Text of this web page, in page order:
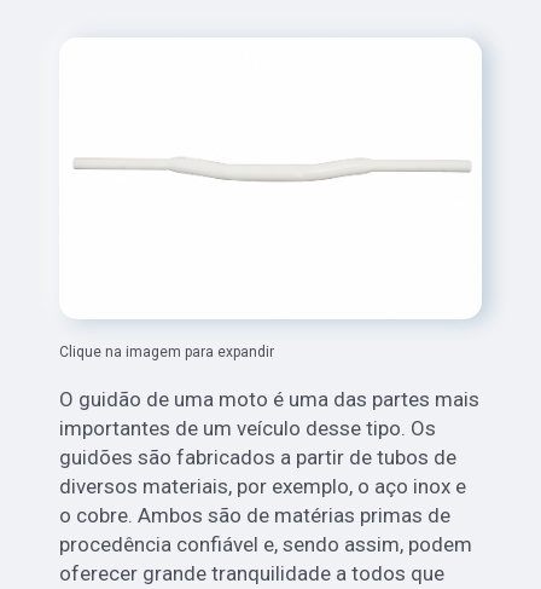
Clique na imagem para expandir
O guidão de uma moto é uma das partes mais
importantes de um veículo desse tipo. Os
guidões são fabricados a partir de tubos de
diversos materiais, por exemplo, o aço inox e
o cobre. Ambos são de matérias primas de
procedência confiável e, sendo assim, podem
oferecer grande tranquilidade a todos que